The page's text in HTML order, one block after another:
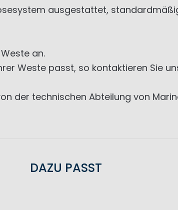
ausgestattet,
an.
Weste passt, so kontaktieren Sie
der technischen Abteilung von
DAZU PASST